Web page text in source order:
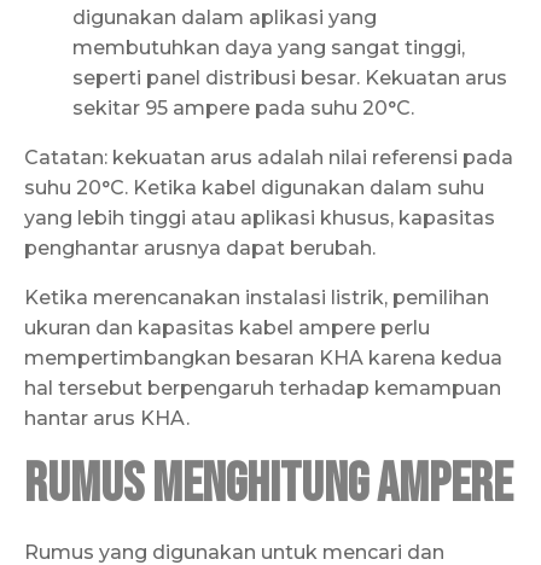
digunakan dalam aplikasi yang
membutuhkan daya yang sangat tinggi,
seperti panel distribusi besar. Kekuatan arus
sekitar 95 ampere pada suhu 20°C.
Catatan: kekuatan arus adalah nilai referensi pada
suhu 20°C. Ketika kabel digunakan dalam suhu
yang lebih tinggi atau aplikasi khusus, kapasitas
penghantar arusnya dapat berubah.
Ketika merencanakan instalasi listrik, pemilihan
ukuran dan kapasitas kabel ampere perlu
mempertimbangkan besaran KHA karena kedua
hal tersebut berpengaruh terhadap kemampuan
hantar arus KHA.
Rumus Menghitung Ampere
Rumus yang digunakan untuk mencari dan